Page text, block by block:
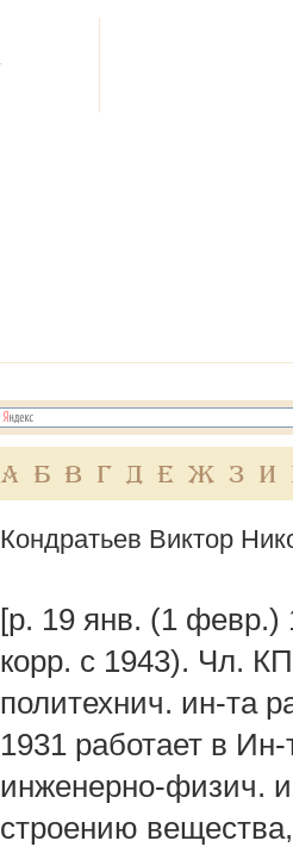
А Б В Г Д Е Ж З И
Кондратьев Виктор
[р. 19 янв. (1 февр.)
корр. с 1943). Чл.
политехнич. ин-та
1931 работает в
инженерно-физич.
строению